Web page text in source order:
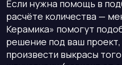
Если нужна помощь в
расчёте количества —
Керамика» помогут
решение под ваш
произвести выкрасы